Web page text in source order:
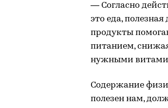
— Согласно
это еда,
продукты
питанием,
нужными
Содержание
полезен нам,